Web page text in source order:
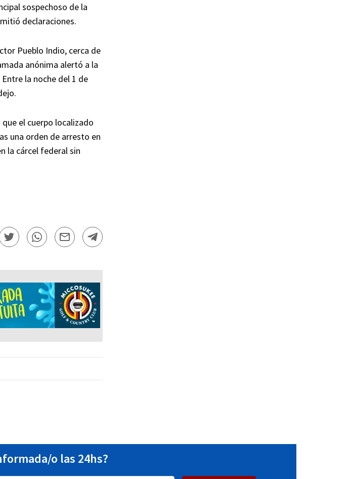
sospechoso de la
declaraciones.
Pueblo Indio, cerca de
anónima alertó a la
la noche del 1 de
el cuerpo localizado
una orden de arresto en
la cárcel federal sin
o las 24hs?